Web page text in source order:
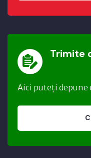
Trimite
Aici puteți depune